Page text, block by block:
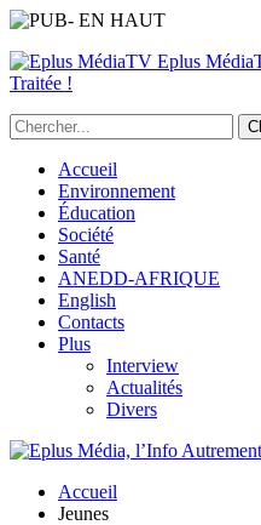
Eplus
Traitée !
Accueil
Environnement
Éducation
Société
Santé
ANEDD-AFRIQUE
English
Contacts
Plus
Interview
Actualités
Divers
Accueil
Jeunes